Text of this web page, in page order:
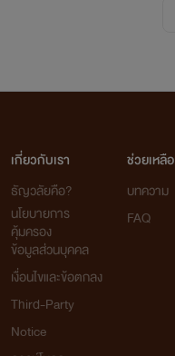
เกี่ยวกับเรา
ธัญวลัยคือ?
นโยบายการ
คุ้มครอง
ข้อมูลส่วนบุคคล
เงื่อนไขและข้อตกลง
Third-Party
Notice
ช่วยเหลือ
บทความ
FAQ